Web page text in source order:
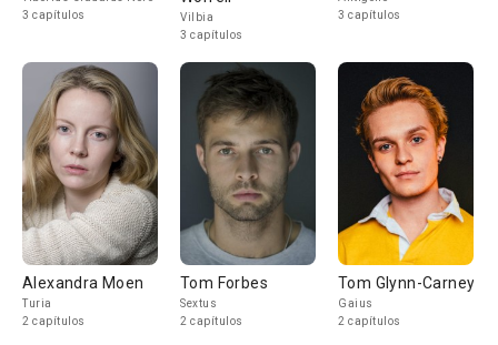
3 capítulos
Vilbia
3 capítulos
3 capítulos
Alexandra Moen
Turia
2 capítulos
Tom Forbes
Sextus
2 capítulos
Tom Glynn-Carney
Gaius
2 capítulos